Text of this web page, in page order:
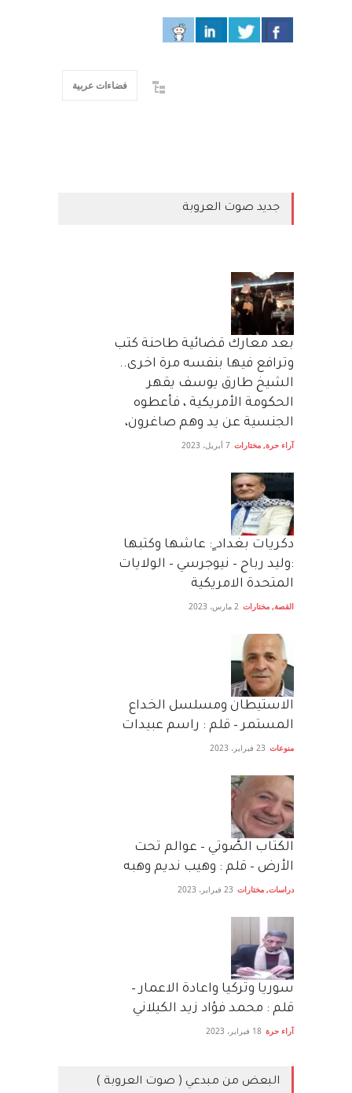
فضاءات عربية
جديد صوت العروبة
بعد معارك قضائية طاحنة كتب
وترافع فيها بنفسه مرة اخرى..
الشيخ طارق يوسف يقهر
الحكومة الأمريكية ، فأعطوه
الجنسية عن يد وهم صاغرون،
آراء حرة, مختارات 7 أبريل، 2023
دكريات بغداد ٍ: عاشها وكتبها
:وليد رباح – نيوجرسي – الولايات
المتحدة الامريكية
القصة, مختارات 2 مارس، 2023
الاستيطان ومسلسل الخداع
المستمر – قلم : راسم عبيدات
منوعات 23 فبراير، 2023
الكتاب الصَّوتي – عوالم تحت
الأرض – قلم : وهيب نديم وهبه
دراسات, مختارات 23 فبراير، 2023
سوريا وتركيا واعادة الاعمار –
قلم : محمد فؤاد زيد الكيلاني
آراء حرة 18 فبراير، 2023
البعض من مبدعي ( صوت العروبة )